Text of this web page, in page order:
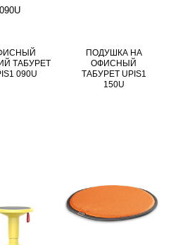
ТАБУРЕТ
090U
ПОДУШКА НА
ОФИСНЫЙ
ТАБУРЕТ UPIS1
150U